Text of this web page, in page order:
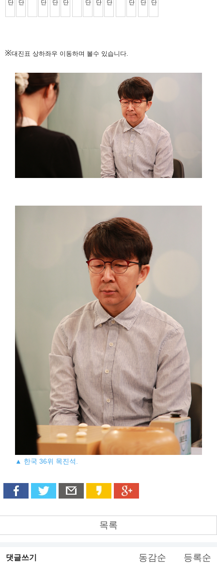
※대진표 상하좌우 이동하며 볼수 있습니다.
▲ 한국 36위 목진석.
목록
댓글쓰기 동감순 등록순